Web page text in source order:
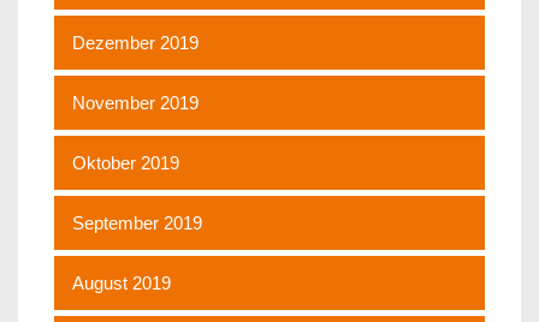
Dezember 2019
November 2019
Oktober 2019
September 2019
August 2019